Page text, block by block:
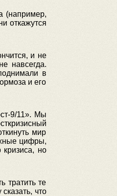
(например,
откажутся
и не
навсегда.
в
и его
9/11». Мы
мир
цифры,
но
тратить те
что